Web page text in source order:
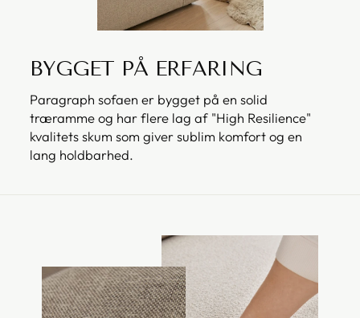
BYGGET PÅ ERFARING
Paragraph sofaen er bygget på en solid
træramme og har flere lag af "High Resilience"
kvalitets skum som giver sublim komfort og en
lang holdbarhed.